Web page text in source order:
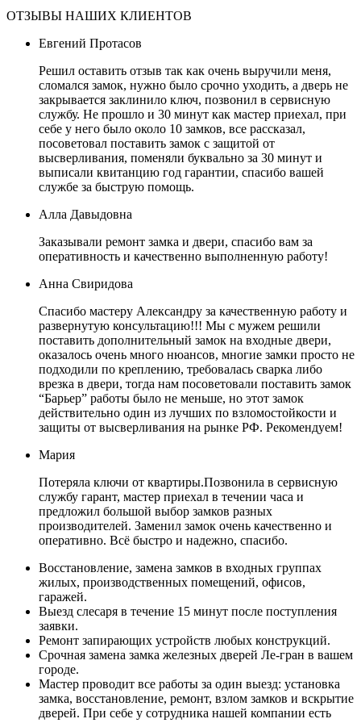
ОТЗЫВЫ НАШИХ КЛИЕНТОВ
Евгений Протасов
Решил оставить отзыв так как очень выручили меня,
сломался замок, нужно было срочно уходить, а дверь не
закрывается заклинило ключ, позвонил в сервисную
службу. Не прошло и 30 минут как мастер приехал, при
себе у него было около 10 замков, все рассказал,
посоветовал поставить замок с защитой от
высверливания, поменяли буквально за 30 минут и
выписали квитанцию год гарантии, спасибо вашей
службе за быструю помощь.
Алла Давыдовна
Заказывали ремонт замка и двери, спасибо вам за
оперативность и качественно выполненную работу!
Анна Свиридова
Спасибо мастеру Александру за качественную работу и
развернутую консультацию!!! Мы с мужем решили
поставить дополнительный замок на входные двери,
оказалось очень много нюансов, многие замки просто не
подходили по креплению, требовалась сварка либо
врезка в двери, тогда нам посоветовали поставить замок
“Барьер” работы было не меньше, но этот замок
действительно один из лучших по взломостойкости и
защиты от высверливания на рынке РФ. Рекомендуем!
Мария
Потеряла ключи от квартиры.Позвонила в сервисную
службу гарант, мастер приехал в течении часа и
предложил большой выбор замков разных
производителей. Заменил замок очень качественно и
оперативно. Всё быстро и надежно, спасибо.
Восстановление, замена замков в входных группах
жилых, производственных помещений, офисов,
гаражей.
Выезд слесаря в течение 15 минут после поступления
заявки.
Ремонт запирающих устройств любых конструкций.
Срочная замена замка железных дверей Ле-гран в вашем
городе.
Мастер проводит все работы за один выезд: установка
замка, восстановление, ремонт, взлом замков и вскрытие
дверей. При себе у сотрудника нашей компании есть